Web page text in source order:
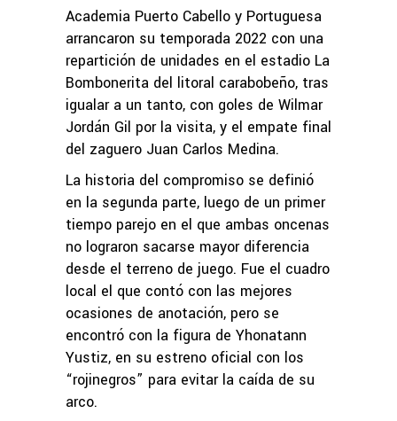
Academia Puerto Cabello y Portuguesa
arrancaron su temporada 2022 con una
repartición de unidades en el estadio La
Bombonerita del litoral carabobeño, tras
igualar a un tanto, con goles de Wilmar
Jordán Gil por la visita, y el empate final
del zaguero Juan Carlos Medina.
La historia del compromiso se definió
en la segunda parte, luego de un primer
tiempo parejo en el que ambas oncenas
no lograron sacarse mayor diferencia
desde el terreno de juego. Fue el cuadro
local el que contó con las mejores
ocasiones de anotación, pero se
encontró con la figura de Yhonatann
Yustiz, en su estreno oficial con los
“rojinegros” para evitar la caída de su
arco.